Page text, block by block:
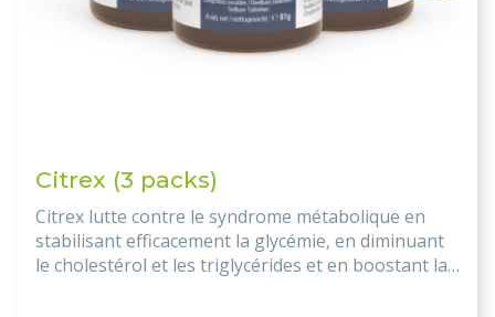
Citrex (3 packs)
Citrex lutte contre le syndrome métabolique en
stabilisant efficacement la glycémie, en diminuant
le cholestérol et les triglycérides et en boostant la